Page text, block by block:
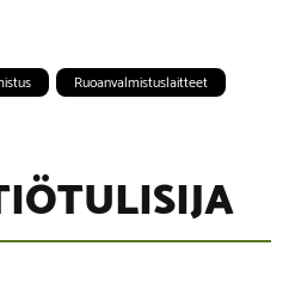
Ruoanvalmistuslaitteet